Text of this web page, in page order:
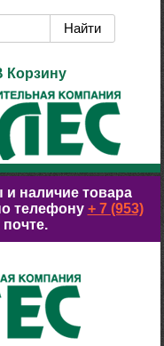
Корзину
и наличие товара
телефону + 7 (953)